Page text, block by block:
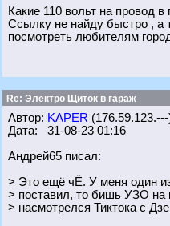
Какие 110 вольт на провод
Ссылку не найду быстро , а
посмотреть любителям
Re: Электро Щиток в гараж
Автор: KAPER (176.59.123.---
Дата: 31-08-23 01:16
Андрей65 писал:
> Это ещё чЁ. У меня один
> поставил, то бишь УЗО на
> насмотрелся Тиктока с